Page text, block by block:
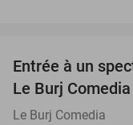
Entrée à un
Le Burj Comedia
Le Burj Comedia